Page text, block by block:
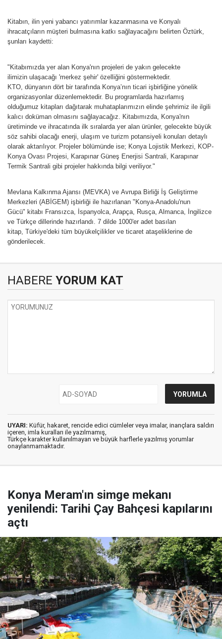
Kitabın, ilin yeni yabancı yatırımlar kazanmasına ve Konyalı
ihracatçıların müşteri bulmasına katkı sağlayacağını belirten Öztürk,
şunları kaydetti:
"Kitabımızda yer alan Konya'nın projeleri de yakın gelecekte
ilimizin ulaşacağı 'merkez şehir' özelliğini göstermektedir.
KTO, dünyanın dört bir tarafında Konya’nın ticari işbirliğine yönelik
organizasyonlar düzenlemektedir. Bu programlarda hazırlamış
olduğumuz kitapları dağıtarak muhataplarımızın elinde şehrimiz ile ilgili
kalıcı doküman olmasını sağlayacağız. Kitabımızda, Konya'nın
üretiminde ve ihracatında ilk sıralarda yer alan ürünler, gelecekte büyük
söz sahibi olacağı enerji, ulaşım ve turizm potansiyeli konuları detaylı
olarak aktarılıyor. Projeler bölümünde ise; Konya Lojistik Merkezi, KOP-
Konya Ovası Projesi, Karapınar Güneş Enerjisi Santrali, Karapınar
Termik Santrali gibi projeler hakkında bilgi veriliyor."
Mevlana Kalkınma Ajansı (MEVKA) ve Avrupa Birliği İş Geliştirme
Merkezleri (ABİGEM) işbirliği ile hazırlanan "Konya-Anadolu'nun
Gücü" kitabı Fransızca, İspanyolca, Arapça, Rusça, Almanca, İngilizce
ve Türkçe dillerinde hazırlandı. 7 dilde 1000'er adet basılan
kitap, Türkiye'deki tüm büyükelçilikler ve ticaret ataşeliklerine de
gönderilecek.
HABERE YORUM KAT
UYARI: Küfür, hakaret, rencide edici cümleler veya imalar, inançlara saldırı
içeren, imla kuralları ile yazılmamış,
Türkçe karakter kullanılmayan ve büyük harflerle yazılmış yorumlar
onaylanmamaktadır.
Konya Meram'ın simge mekanı
yenilendi: Tarihi Çay Bahçesi kapılarını
açtı